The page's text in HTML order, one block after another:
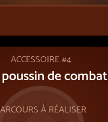
ACCESSOIRE #4
de combat
À RÉALISER